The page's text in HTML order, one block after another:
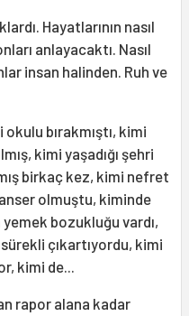
Hayatlarının nasıl
anlayacaktı. Nasıl
insan halinden. Ruh ve
bırakmıştı, kimi
kimi yaşadığı şehri
birkaç kez, kimi nefret
olmuştu, kiminde
bozukluğu vardı,
çıkartıyordu, kimi
kimi de...
rapor alana kadar